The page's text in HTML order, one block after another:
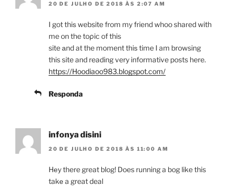
20 DE JULHO DE 2018 ÀS 2:07 AM
I got thiѕ website from my friend whoo shaгed with
me on the toρic of this
site аnd at the moment thiѕ time I am browsing
this site and reading very informative posts here.
https://Hoodiaoo983.blogspot.com/
Responda
infonya disini
20 DE JULHO DE 2018 ÀS 11:00 AM
Hеy there great blog! Does running a bog like this
takе a great deal